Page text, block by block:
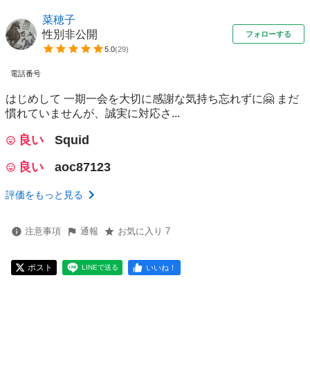
菜穂子
性別非公開
5.0(29)
フォローする
電話番号
はじめして 一期一会を大切に感謝な気持ち忘れずに🤗 まだ
慣れていませんが、誠実に対応さ...
良い
Squid
良い
aoc87123
評価をもっと見る
注意事項 通報 お気に入り 7
ポスト LINEで送る いいね！